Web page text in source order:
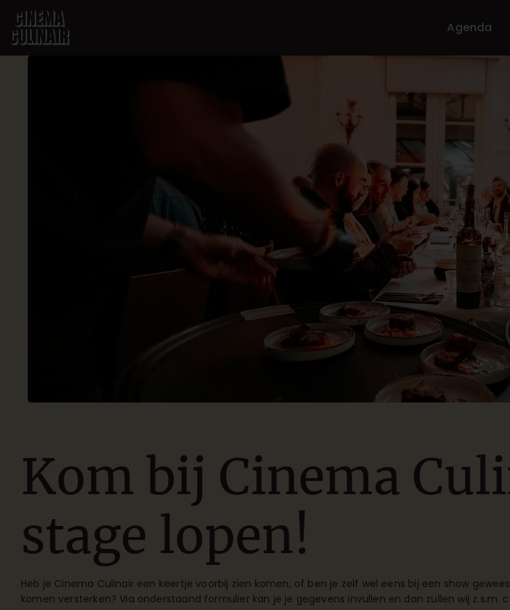
Agenda
Kom bij Cinema
stage lopen!
Heb je Cinema Culinair een keertje voorbij zien komen, of ben je zelf wel eens bij een show
komen versterken? Via onderstaand formulier kan je je gegevens invullen en dan zullen wij